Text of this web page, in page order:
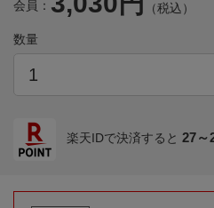
会員： （税込）
数量
楽天IDで決済すると 27～